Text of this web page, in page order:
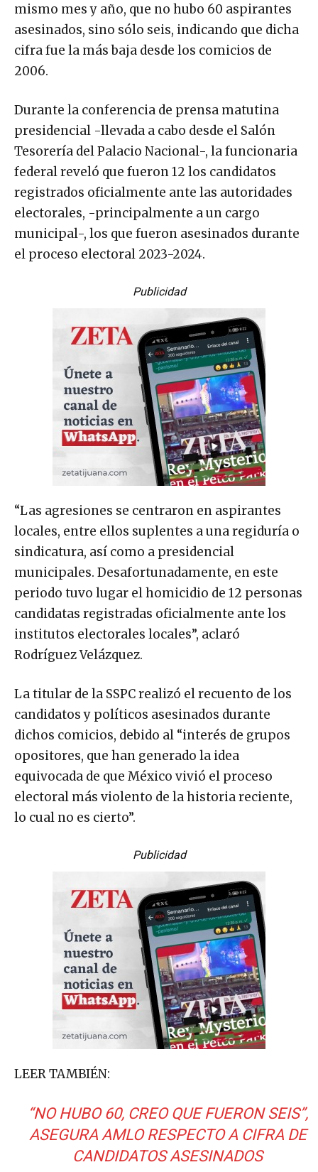
mismo mes y año, que no hubo 60 aspirantes
asesinados, sino sólo seis, indicando que dicha
cifra fue la más baja desde los comicios de
2006.
Durante la conferencia de prensa matutina
presidencial -llevada a cabo desde el Salón
Tesorería del Palacio Nacional-, la funcionaria
federal reveló que fueron 12 los candidatos
registrados oficialmente ante las autoridades
electorales, -principalmente a un cargo
municipal-, los que fueron asesinados durante
el proceso electoral 2023-2024.
Publicidad
“Las agresiones se centraron en aspirantes
locales, entre ellos suplentes a una regiduría o
sindicatura, así como a presidencial
municipales. Desafortunadamente, en este
periodo tuvo lugar el homicidio de 12 personas
candidatas registradas oficialmente ante los
institutos electorales locales”, aclaró
Rodríguez Velázquez.
La titular de la SSPC realizó el recuento de los
candidatos y políticos asesinados durante
dichos comicios, debido al “interés de grupos
opositores, que han generado la idea
equivocada de que México vivió el proceso
electoral más violento de la historia reciente,
lo cual no es cierto”.
Publicidad
LEER TAMBIÉN:
“NO HUBO 60, CREO QUE FUERON SEIS”,
ASEGURA AMLO RESPECTO A CIFRA DE
CANDIDATOS ASESINADOS